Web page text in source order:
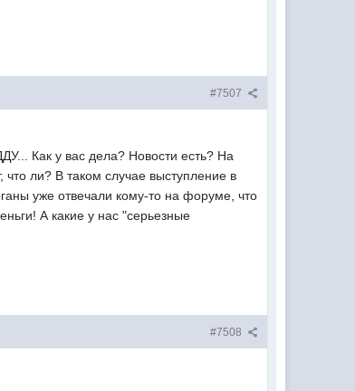
#7507
Как у вас дела? Новости есть? На
ли? В таком случае выступление в
уже отвечали кому-то на форуме, что
А какие у нас "серьезные
#7508